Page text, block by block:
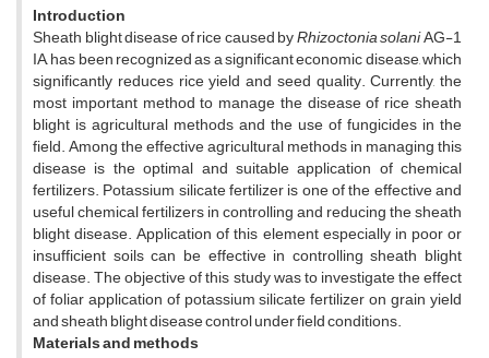
Introduction
Sheath blight disease of rice caused byRhizoctonia solaniAG-1
IA, has been recognized as a significant economic disease, which
significantly reduces rice yield and seed quality. Currently, the
most important method to manage the disease of rice sheath
blight is agricultural methods and the use of fungicides in the
field. Among the effective agricultural methods in managing this
disease is the optimal and suitable application of chemical
fertilizers. Potassium silicate fertilizer is one of the effective and
useful chemical fertilizers in controlling and reducing the sheath
blight disease. Application of this element especially in poor or
insufficient soils can be effective in controlling sheath blight
disease. The objective of this study was to investigate the effect
of foliar application of potassium silicate fertilizer on grain yield
and sheath blight disease control under field conditions.
Materials and methods